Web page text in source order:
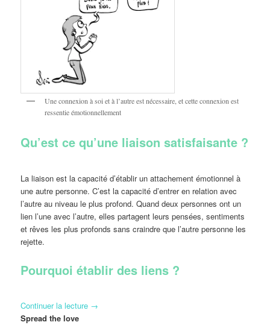
Une connexion à soi et à l’autre est nécessaire, et cette connexion est
ressentie émotionnellement
Qu’est ce qu’une liaison satisfaisante ?
La liaison est la capacité d’établir un attachement émotionnel à
une autre personne. C’est la capacité d’entrer en relation avec
l’autre au niveau le plus profond. Quand deux personnes ont un
lien l’une avec l’autre, elles partagent leurs pensées, sentiments
et rêves les plus profonds sans craindre que l’autre personne les
rejette.
Pourquoi établir des liens ?
Continuer la lecture →
Spread the love